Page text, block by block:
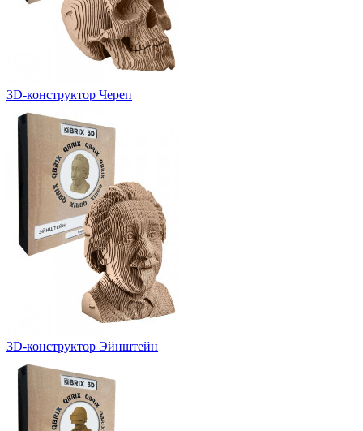
3D-конструктор Череп
3D-конструктор Эйнштейн